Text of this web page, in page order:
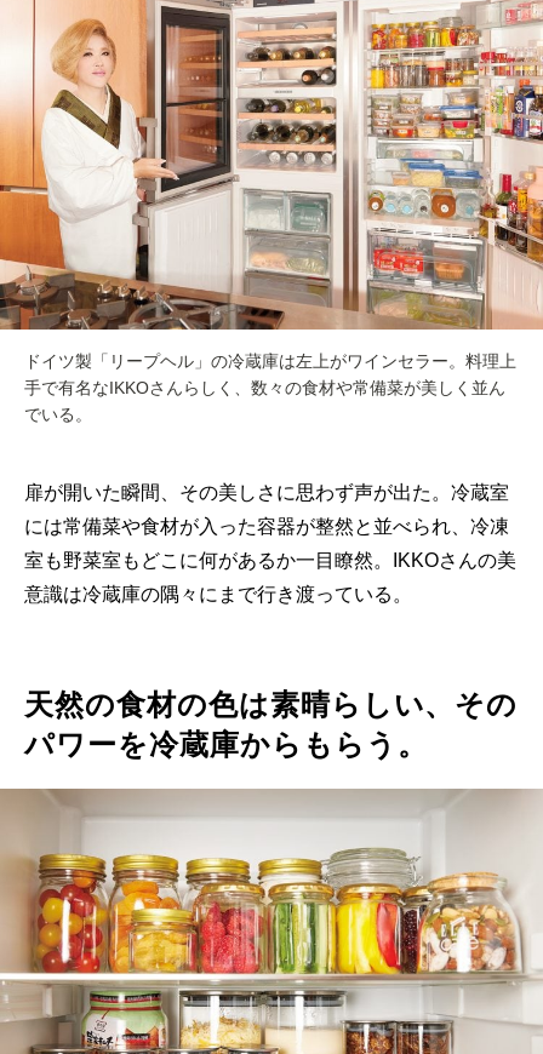
ドイツ製「リープヘル」の冷蔵庫は左上がワインセラー。料理上
手で有名なIKKOさんらしく、数々の食材や常備菜が美しく並ん
でいる。
扉が開いた瞬間、その美しさに思わず声が出た。冷蔵室
には常備菜や食材が入った容器が整然と並べられ、冷凍
室も野菜室もどこに何があるか一目瞭然。IKKOさんの美
意識は冷蔵庫の隅々にまで行き渡っている。
天然の食材の色は素晴らしい、その
パワーを冷蔵庫からもらう。